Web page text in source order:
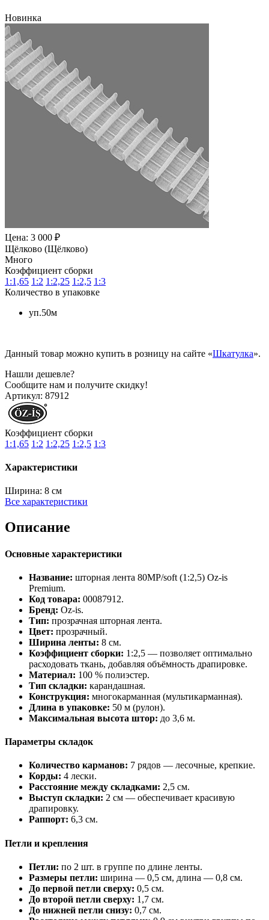
Новинка
Цена: 3 000 ₽
Щёлково (Щёлково)
Много
Коэффициент сборки
1:1,65 1:2 1:2,25 1:2,5 1:3
Количество в упаковке
уп.50м
Данный товар можно купить в розницу на сайте «Шкатулка».
Нашли дешевле?
Сообщите нам и получите скидку!
Артикул: 87912
Коэффициент сборки
1:1,65 1:2 1:2,25 1:2,5 1:3
Характеристики
Ширина: 8 см
Все характеристики
Описание
Основные характеристики
Название: шторная лента 80MP/soft (1:2,5) Oz‑is
Premium.
Код товара: 00087912.
Бренд: Oz‑is.
Тип: прозрачная шторная лента.
Цвет: прозрачный.
Ширина ленты: 8 см.
Коэффициент сборки: 1:2,5 — позволяет оптимально
расходовать ткань, добавляя объёмность драпировке.
Материал: 100 % полиэстер.
Тип складки: карандашная.
Конструкция: многокарманная (мультикарманная).
Длина в упаковке: 50 м (рулон).
Максимальная высота штор: до 3,6 м.
Параметры складок
Количество карманов: 7 рядов — лесочные, крепкие.
Корды: 4 лески.
Расстояние между складками: 2,5 см.
Выступ складки: 2 см — обеспечивает красивую
драпировку.
Раппорт: 6,3 см.
Петли и крепления
Петли: по 2 шт. в группе по длине ленты.
Размеры петли: ширина — 0,5 см, длина — 0,8 см.
До первой петли сверху: 0,5 см.
До второй петли сверху: 1,7 см.
До нижней петли снизу: 0,7 см.